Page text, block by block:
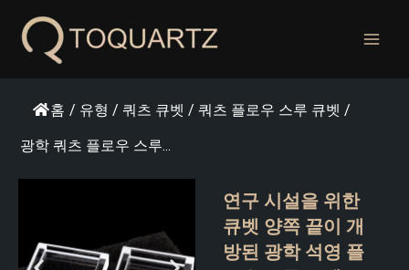
홈 / 유형 / 쿼츠 큐벳 / 쿼츠 플로우 스루 큐벳 /
광학 쿼츠 플로우 스루...
연구 시설을 위한
큐벳 양쪽 끝이 개
방된 광학 석영 플